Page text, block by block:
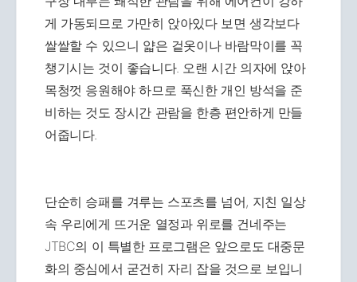
게 가동되므로 가만히 앉아있다 보면 생각보다
쌀쌀할 수 있으니 얇은 겉옷이나 바람막이를 꼭
챙기시는 것이 좋습니다. 오랜 시간 의자에 앉아
목청껏 응원해야 하므로 푹신한 개인 방석을 준
비하는 것도 장시간 관람을 한층 편안하게 만들
어줍니다.
단순히 승패를 겨루는 스포츠를 넘어, 지친 일상
속 우리에게 뜨거운 열정과 위로를 건네주는
JTBC의 이 특별한 프로그램은 앞으로도 대중문
화의 중심에서 굳건히 자리 잡을 것으로 보입니